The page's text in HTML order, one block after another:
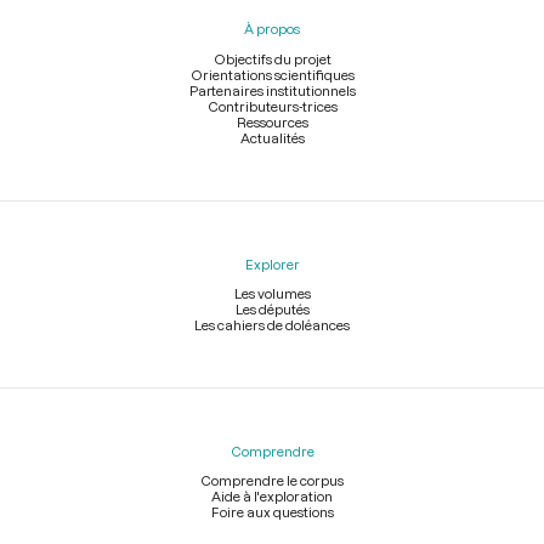
À propos
Objectifs du projet
Orientations scientifiques
Partenaires institutionnels
Contributeurs-trices
Ressources
Actualités
Explorer
Les volumes
Les députés
Les cahiers de doléances
Comprendre
Comprendre le corpus
Aide à l'exploration
Foire aux questions